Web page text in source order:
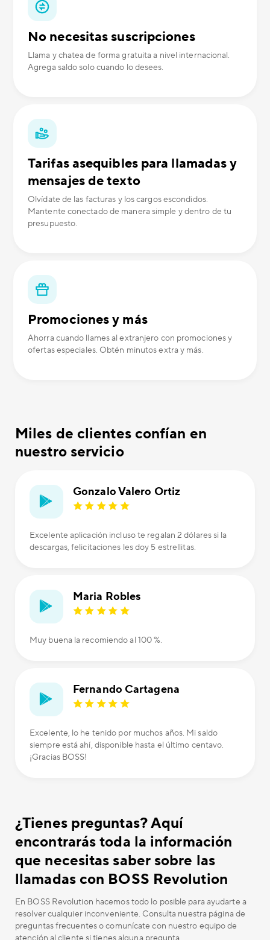
No necesitas suscripciones
Llama y chatea de forma gratuita a nivel internacional.
Agrega saldo solo cuando lo desees.
Tarifas asequibles para llamadas y
mensajes de texto
Olvídate de las facturas y los cargos escondidos.
Mantente conectado de manera simple y dentro de tu
presupuesto.
Promociones y más
Ahorra cuando llames al extranjero con promociones y
ofertas especiales. Obtén minutos extra y más.
Miles de clientes confían en
nuestro servicio
Gonzalo Valero Ortiz
Excelente aplicación incluso te regalan 2 dólares si la
descargas, felicitaciones les doy 5 estrellitas.
Maria Robles
Muy buena la recomiendo al 100 %.
Fernando Cartagena
Excelente, lo he tenido por muchos años. Mi saldo
siempre está ahí, disponible hasta el último centavo.
¡Gracias BOSS!
¿Tienes preguntas? Aquí
encontrarás toda la información
que necesitas saber sobre las
llamadas con BOSS Revolution
En BOSS Revolution hacemos todo lo posible para ayudarte a
resolver cualquier inconveniente. Consulta nuestra página de
preguntas frecuentes o comunícate con nuestro equipo de